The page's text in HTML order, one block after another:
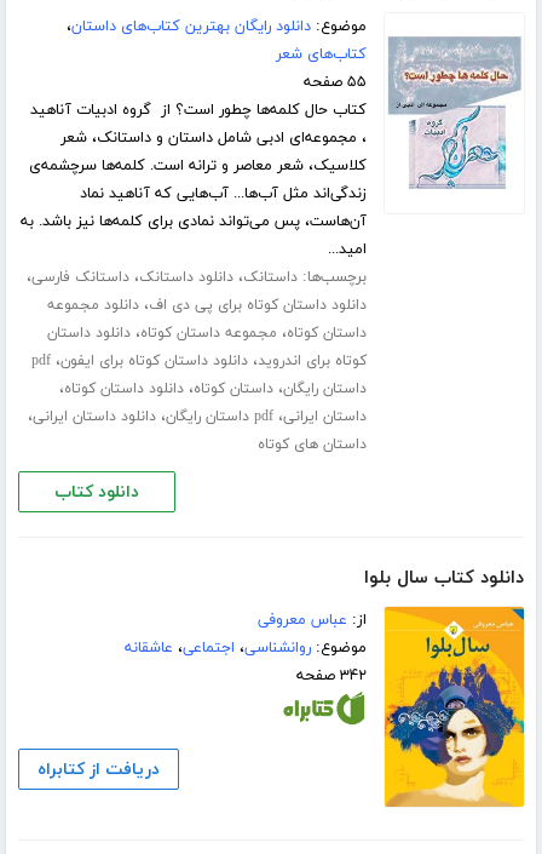
موضوع:دانلود رایگان بهترین کتاب‌های داستان،
کتاب‌های شعر
۵۵ صفحه
کتاب حال کلمه‌ها چطور است؟ از گروه ادبیات آناهید
، مجموعه‌ای ادبی شامل داستان و داستانک، شعر
کلاسیک، شعر معاصر و ترانه است. کلمه‌ها سرچشمه‌ی
زندگی‌اند مثل آب‌ها... آب‌هایی که آناهید نماد
آن‌هاست، پس می‌تواند نمادی برای کلمه‌ها نیز باشد. به
امید...
برچسب‌ها:داستانک،دانلود داستانک،داستانک فارسی،
دانلود داستان کوتاه برای پی دی اف،دانلود مجموعه
داستان کوتاه، مجموعه داستان کوتاه،دانلود داستان
کوتاه برای اندروید،دانلود داستان کوتاه برای ایفون،pdf
داستان رایگان،داستان کوتاه،دانلود داستان کوتاه،
داستان ایرانی،pdf داستان رایگان ،دانلود داستان ایرانی،
داستان های کوتاه
دانلود کتاب
دانلود کتاب سال بلوا
از: عباس معروفی
موضوع:روانشناسی، اجتماعی، عاشقانه
۳۴۲ صفحه
دریافت از کتابراه